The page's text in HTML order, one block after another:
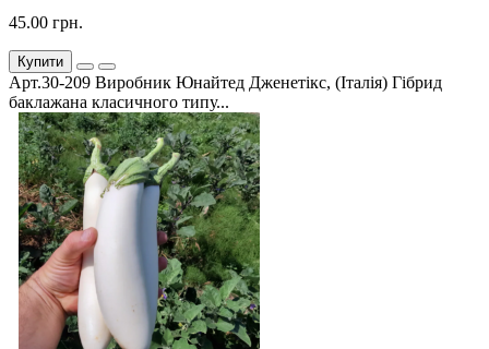
45.00 грн.
Купити
Арт.30-209 Виробник Юнайтед Дженетікс, (Італія) Гібрид
баклажана класичного типу...